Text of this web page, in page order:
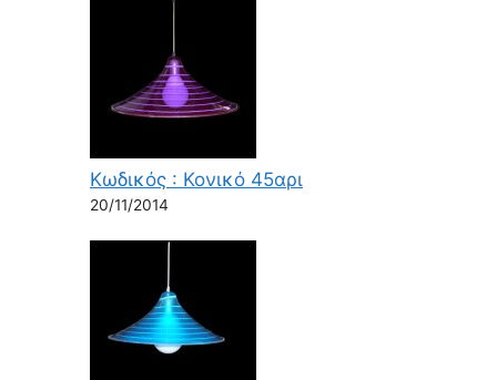
Κωδικός : Κονικό 45αρι
20/11/2014